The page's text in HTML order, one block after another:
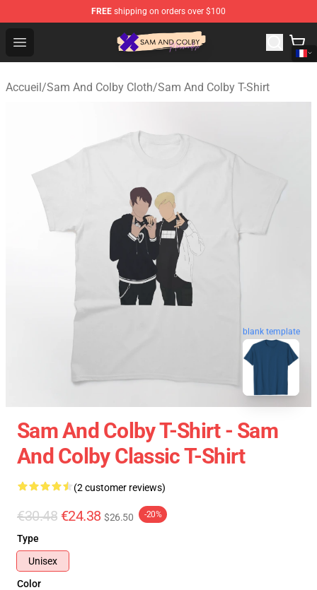
FREE shipping on orders over $100
Open menu
Sam And Colby Shop - Official Sam And Colby
Accueil/Sam And Colby Cloth/Sam And Colby T-Shirt
blank template
Sam And Colby T-Shirt - Sam
And Colby Classic T-Shirt
(2 customer reviews)
€30.48 €24.38 $26.50 -20%
Type
Unisex
Color